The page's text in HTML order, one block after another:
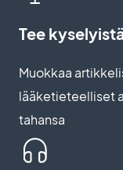
Tee
Muokkaa
lääketieteelliset
tahansa